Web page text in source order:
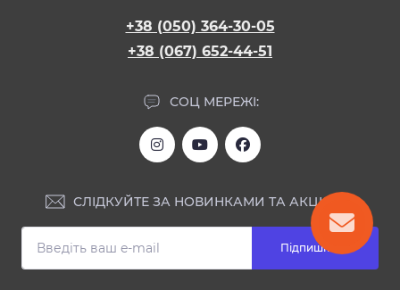
+38 (050) 364-30-05
+38 (067) 652-44-51
СОЦ МЕРЕЖІ:
СЛІДКУЙТЕ ЗА НОВИНКАМИ ТА АКЦІЯМИ:
Підпишіться